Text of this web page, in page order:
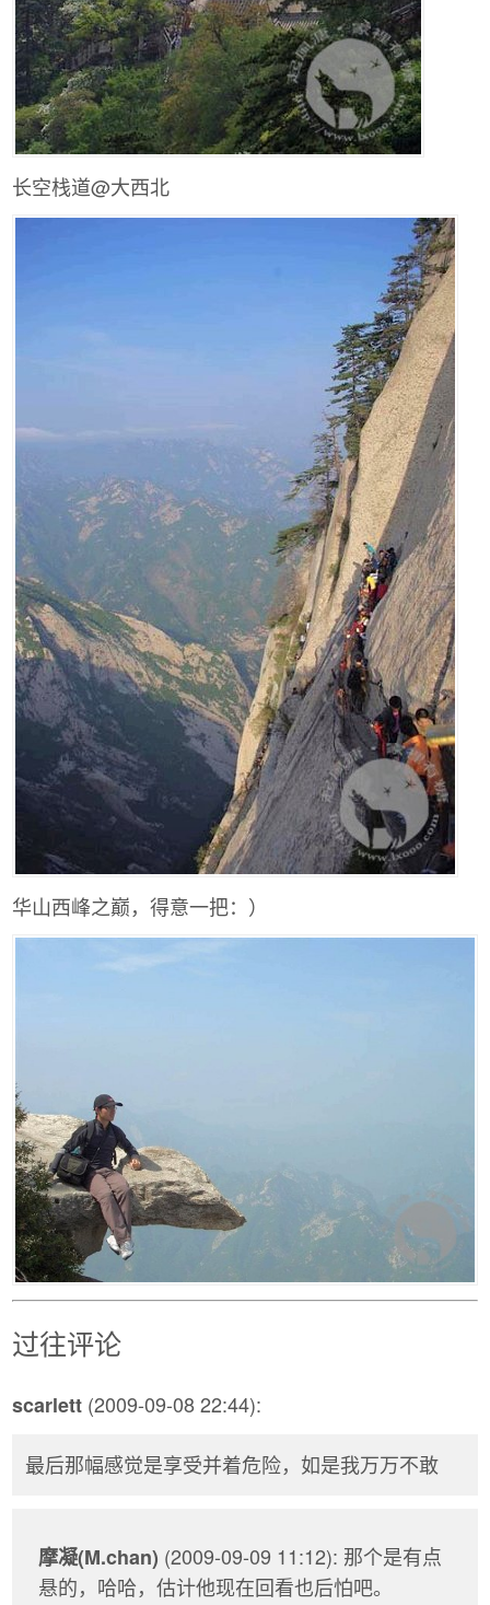
长空栈道@大西北
华山西峰之巅，得意一把：）
过往评论
scarlett (2009-09-08 22:44):
最后那幅感觉是享受并着危险，如是我万万不敢
摩凝(M.chan) (2009-09-09 11:12): 那个是有点
悬的，哈哈，估计他现在回看也后怕吧。